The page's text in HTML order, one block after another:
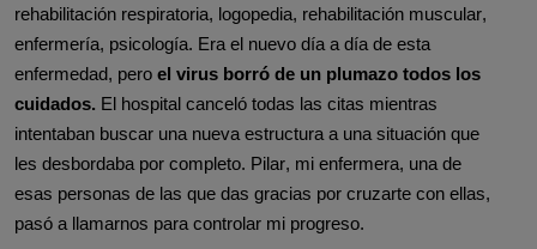
rehabilitación respiratoria, logopedia, rehabilitación muscular,
enfermería, psicología. Era el nuevo día a día de esta
enfermedad, pero el virus borró de un plumazo todos los
cuidados. El hospital canceló todas las citas mientras
intentaban buscar una nueva estructura a una situación que
les desbordaba por completo. Pilar, mi enfermera, una de
esas personas de las que das gracias por cruzarte con ellas,
pasó a llamarnos para controlar mi progreso.